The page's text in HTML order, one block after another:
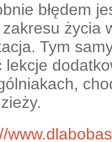
błędem
zakresu życia
Tym
lekcje